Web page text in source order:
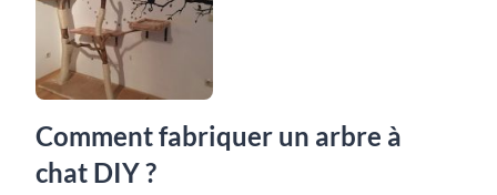
Comment fabriquer un arbre à
chat DIY ?